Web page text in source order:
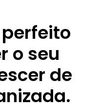
o seu
de